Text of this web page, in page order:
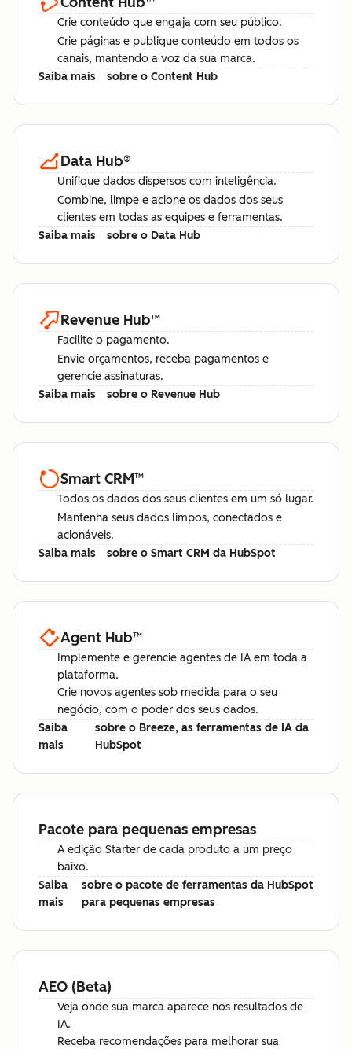
Crie conteúdo que engaja com seu público.
Crie páginas e publique conteúdo em todos os
canais, mantendo a voz da sua marca.
Saiba mais
sobre o Content Hub
Data Hub®
Unifique dados dispersos com inteligência.
Combine, limpe e acione os dados dos seus
clientes em todas as equipes e ferramentas.
Saiba mais
sobre o Data Hub
Revenue Hub™
Facilite o pagamento.
Envie orçamentos, receba pagamentos e
gerencie assinaturas.
Saiba mais
sobre o Revenue Hub
Smart CRM™
Todos os dados dos seus clientes em um só lugar.
Mantenha seus dados limpos, conectados e
acionáveis.
Saiba mais
sobre o Smart CRM da HubSpot
Agent Hub™
Implemente e gerencie agentes de IA em toda a
plataforma.
Crie novos agentes sob medida para o seu
negócio, com o poder dos seus dados.
Saiba
mais
sobre o Breeze, as ferramentas de IA da
HubSpot
Pacote para pequenas empresas
A edição Starter de cada produto a um preço
baixo.
Saiba
mais
sobre o pacote de ferramentas da HubSpot
para pequenas empresas
AEO (Beta)
Veja onde sua marca aparece nos resultados de
IA.
Receba recomendações para melhorar sua